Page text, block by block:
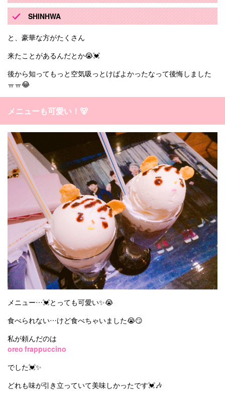
SHINHWA
と、豪華な方がたくさん
来たことがあるんだとか😭💓
後から知ってもっと空気吸っとけばよかったなって後悔しました
ㅠㅠ😂
メニューも可愛い！🐻
メニュー…💓とっても可愛い✨😭
食べられない…けど食べちゃいました😭😏
私が頼んだのは
oreo frappuccino
でした💓✨
どれも味が引き立っていて美味しかったです💓🎶